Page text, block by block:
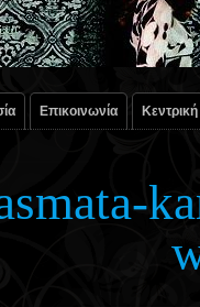
Επικοινωνία Κεντρική